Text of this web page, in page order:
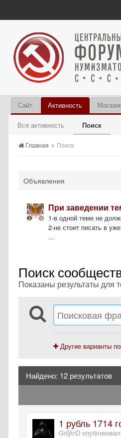
Сайт Активность
Вся активность Поиск
Главная Поиск
Объявления
При заведении
1-в одной теме не
2-не стоит писать в
...
Поиск
Показаны результаты для
Другие варианты
Найдено: 12 результатов
1 рубль 1714
Gr@nD